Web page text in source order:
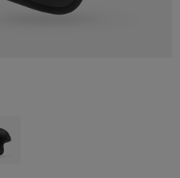
of Schwarz.
swatch type of Mattes Schwarz.